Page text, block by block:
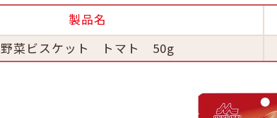
製品名
野菜ビスケット トマト 50g